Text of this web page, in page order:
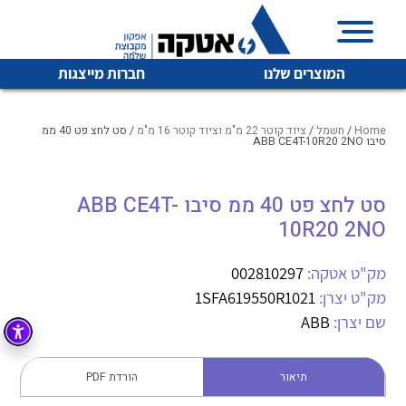
המוצרים שלנו חברות מייצגות
איכות | שרות | זמינות
אטקה בע”מ היא החברה הגדולה והמובילה בישראל בשיווק
מיתוג, בקרה , ואינסטלציה חשמלית ופעילה ב7 תחומים:
חשמל מיתוג ואינסטלציה חשמלית
קופסאות וארונות לחשמל, בקרה ואלקטרוניקה
לכל מוצרי היצרן לכל מוצרי היצרן
לכל מוצרי היצרן לכל מוצרי היצרן
Home
/ חשמל / ציוד קוטר 22 מ"מ וציוד קוטר 16 מ"מ / סט לחצ פט 40 ממ
סיבו ABB CE4T-10R20 2NO
סט לחצ פט 40 ממ סיבו ABB CE4T-
10R20 2NO
מק"ט אטקה: 002810297
מק"ט יצרן: 1SFA619550R1021
שם יצרן: ABB
תיאור הורדת PDF